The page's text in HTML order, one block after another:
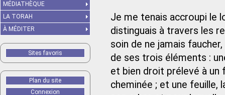
Je me tenais accroupi le
distinguais à travers les
soin de ne jamais
de ses trois éléments :
et bien droit prélevé à un
cheminée ; et une feuille,
MÉDIATHÈQUE
LA TORAH
À MÉDITER
Sites favoris
Plan du site
Connexion